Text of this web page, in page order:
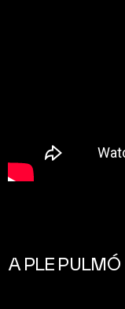
A PLE PULMÓ